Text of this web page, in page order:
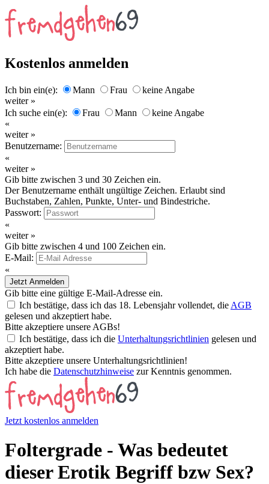
Kostenlos anmelden
Ich bin ein(e): Mann Frau
keine Angabe
weiter »
Ich suche ein(e):
Frau Mann
keine Angabe
«
weiter »
Benutzername:
«
weiter »
Gib bitte zwischen 3 und 30 Zeichen ein.
Der Benutzername enthält ungültige Zeichen. Erlaubt sind
Buchstaben, Zahlen, Punkte, Unter- und Bindestriche.
Passwort:
«
weiter »
Gib bitte zwischen 4 und 100 Zeichen ein.
E-Mail:
«
Jetzt Anmelden
Gib bitte eine gültige E-Mail-Adresse ein.
Ich bestätige, dass ich das 18. Lebensjahr vollendet, die AGB
gelesen und akzeptiert habe.
Bitte akzeptiere unsere AGBs!
Ich bestätige, dass ich die Unterhaltungsrichtlinien gelesen und
akzeptiert habe.
Bitte akzeptiere unsere Unterhaltungsrichtlinien!
Ich habe die Datenschutzhinweise zur Kenntnis genommen.
Jetzt kostenlos anmelden
Foltergrade - Was bedeutet
dieser Erotik Begriff bzw Sex?